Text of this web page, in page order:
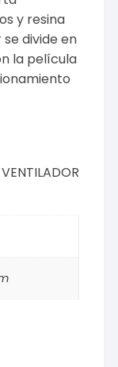
y resina
divide en
la película